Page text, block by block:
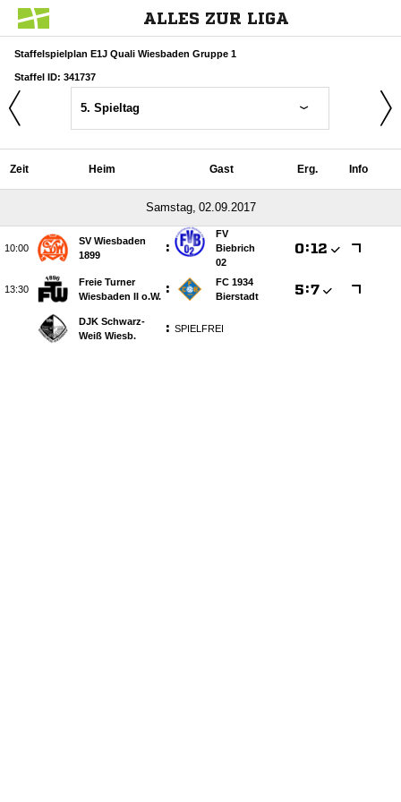
ALLES ZUR LIGA
Staffelspielplan E1J Quali Wiesbaden Gruppe 1
Staffel ID: 341737
5. Spieltag
Zeit Heim Gast Erg. Info
 

SV Wiesbaden
1899
:
FV
Biebrich
02
:

Freie Turner
Wiesbaden II o.W. :
FC 1934
Bierstadt
:
DJK Schwarz-
Weiß Wiesb.
: SPIELFREI